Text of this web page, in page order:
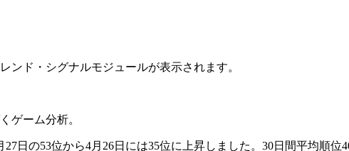
ンド・シグナルモジュールが表示されます。
ゲーム分析。
日の53位から4月26日には35位に上昇しました。30日間平均順